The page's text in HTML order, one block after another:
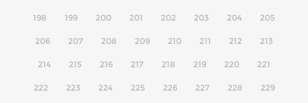
198 199 200 201 202 203 204 205
206 207 208 209 210 211 212 213
214 215 216 217 218 219 220 221
222 223 224 225 226 227 228 229